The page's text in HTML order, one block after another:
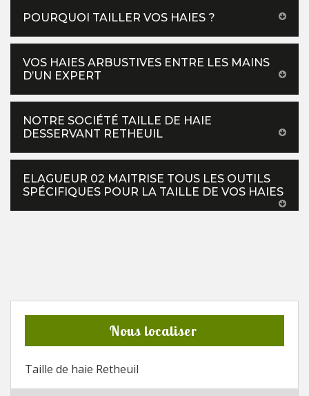
POURQUOI TAILLER VOS HAIES ?
VOS HAIES ARBUSTIVES ENTRE LES MAINS
D’UN EXPERT
NOTRE SOCIÉTÉ TAILLE DE HAIE
DESSERVANT RETHEUIL
ELAGUEUR 02 MAITRISE TOUS LES OUTILS
SPÉCIFIQUES POUR LA TAILLE DE VOS HAIES
Nous localiser
Taille de haie Retheuil